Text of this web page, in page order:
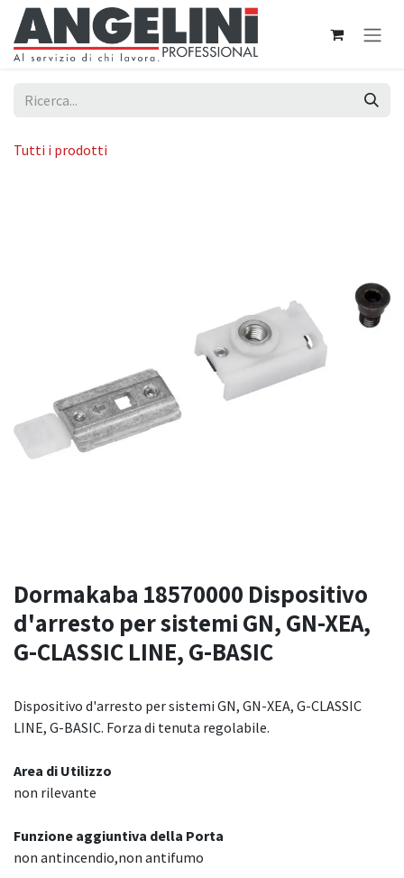
Passa al contenuto
Tutti i prodotti
Dormakaba 18570000 Dispositivo
d'arresto per sistemi GN, GN-XEA,
G-CLASSIC LINE, G-BASIC
Dispositivo d'arresto per sistemi GN, GN-XEA, G-CLASSIC
LINE, G-BASIC. Forza di tenuta regolabile.
Area di Utilizzo
non rilevante
Funzione aggiuntiva della Porta
non antincendio,non antifumo